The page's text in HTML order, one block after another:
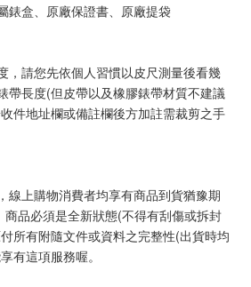
錶盒、原廠保證書、原廠提袋
，請您先依個人習慣以皮尺測量後看幾
帶長度(但皮帶以及橡膠錶帶材質不建議
件地址欄或備註欄後方加註需裁剪之手
線上購物消費者均享有商品到貨猶豫期
品必須是全新狀態(不得有刮傷或拆封
所有附隨文件或資料之完整性(出貨時均
有這項服務喔。